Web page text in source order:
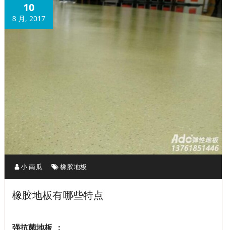
10
8 月, 2017
小 南瓜 橡胶地板
橡胶地板有哪些特点
强抗菌地板 ：